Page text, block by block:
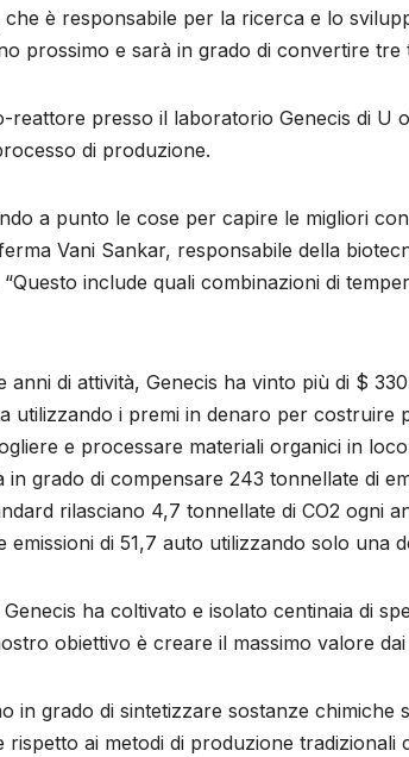
è responsabile per la ricerca e lo
prossimo e sarà in grado di convertire
reattore presso il laboratorio Genecis di U
di produzione.
a punto le cose per capire le migliori
Vani Sankar, responsabile della
include quali combinazioni di
anni di attività, Genecis ha vinto più di $
utilizzando i premi in denaro per
e processare materiali organici in
in grado di compensare 243 tonnellate di
rilasciano 4,7 tonnellate di CO2 ogni
emissioni di 51,7 auto utilizzando solo una
ha coltivato e isolato centinaia di
obiettivo è creare il massimo valore
in grado di sintetizzare sostanze
ai metodi di produzione tradizionali